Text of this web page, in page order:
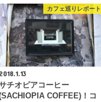
カフェ巡りレポート
2018.1.13
チオピアコーヒー
COFFEE)！コ